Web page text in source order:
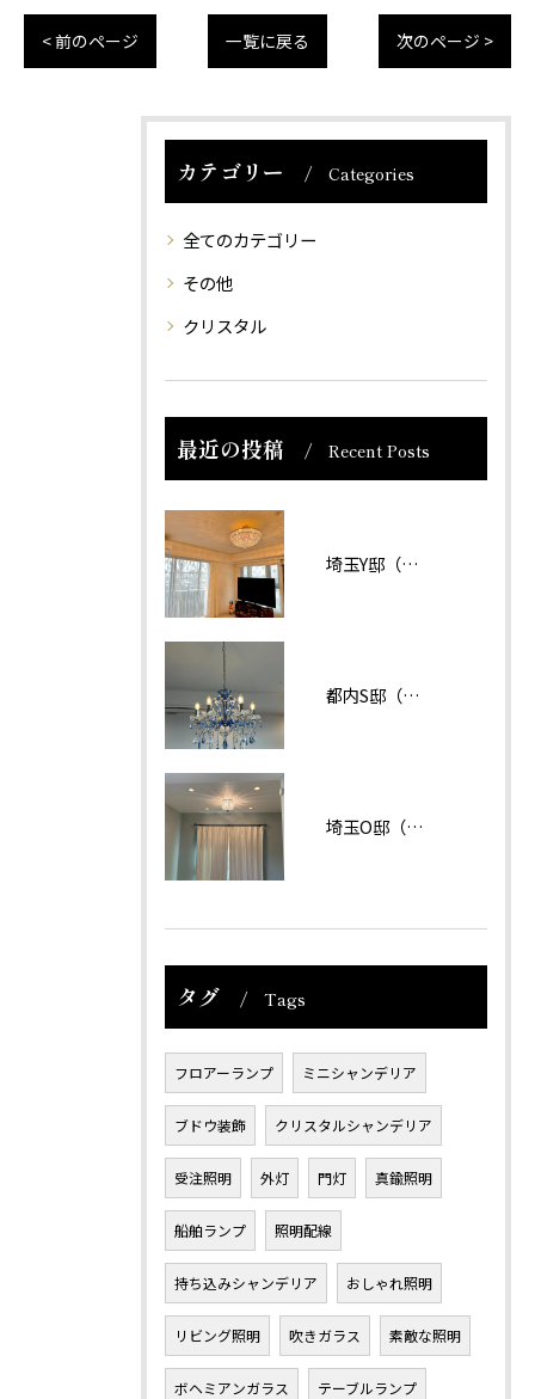
< 前のページ 一覧に戻る 次のページ >
カテゴリー Categories
全てのカテゴリー
その他
クリスタル
最近の投稿 Recent Posts
埼玉Y邸（マンション）
都内S邸（マンション）
埼玉O邸（戸建て）
タグ Tags
フロアーランプ ミニシャンデリア
ブドウ装飾 クリスタルシャンデリア
受注照明 外灯 門灯 真鍮照明
船舶ランプ 照明配線
持ち込みシャンデリア おしゃれ照明
リビング照明 吹きガラス 素敵な照明
ボヘミアンガラス テーブルランプ